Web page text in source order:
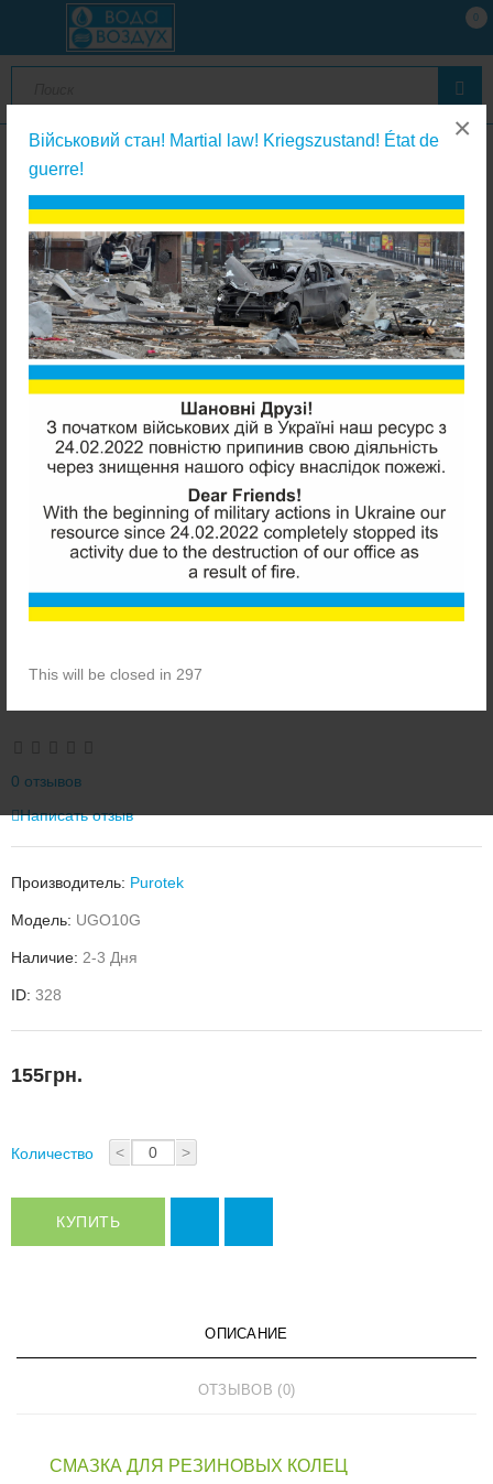
Військовий стан! Martial law! Kriegszustand! État de
guerre!
This will be closed in 297
×
0
Фитинги к обратному осмосу, корпуса фильтров
Purotek Ultra Grease 10g силиконовая смазка
0 отзывов
Написать отзыв
Производитель: Purotek
Модель: UGO10G
Наличие: 2-3 Дня
ID: 328
155грн.
Количество < >
КУПИТЬ
ОПИСАНИЕ
ОТЗЫВОВ (0)
СМАЗКА ДЛЯ РЕЗИНОВЫХ КОЛЕЦ